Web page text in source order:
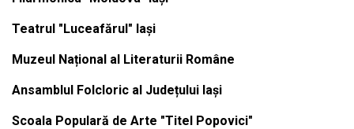
Teatrul "Luceafărul" Iași
Muzeul Național al Literaturii Române
Ansamblul Folcloric al Județului Iași
Scoala Populară de Arte "Titel Popovici"